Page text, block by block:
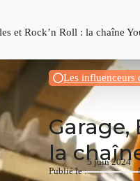
et Rock’n Roll : la chaîne
Les influenceurs
Garage,
la
Publié le :
5 juin 2024